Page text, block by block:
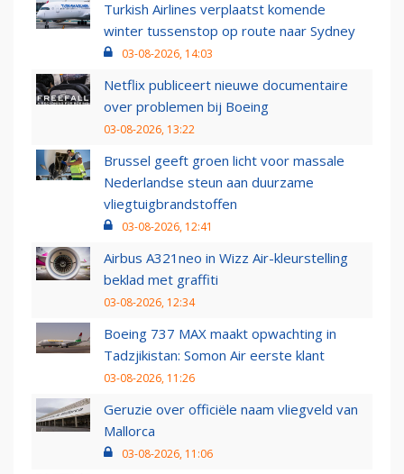
Turkish Airlines verplaatst komende
winter tussenstop op route naar Sydney
03-08-2026, 14:03
Netflix publiceert nieuwe documentaire
over problemen bij Boeing
03-08-2026, 13:22
Brussel geeft groen licht voor massale
Nederlandse steun aan duurzame
vliegtuigbrandstoffen
03-08-2026, 12:41
Airbus A321neo in Wizz Air-kleurstelling
beklad met graffiti
03-08-2026, 12:34
Boeing 737 MAX maakt opwachting in
Tadzjikistan: Somon Air eerste klant
03-08-2026, 11:26
Geruzie over officiële naam vliegveld van
Mallorca
03-08-2026, 11:06